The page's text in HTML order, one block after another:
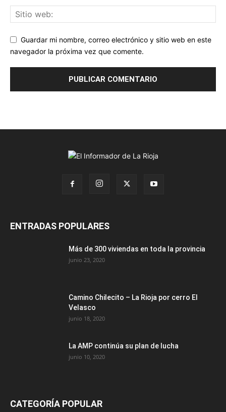
Guardar mi nombre, correo electrónico y sitio web en este
navegador la próxima vez que comente.
ENTRADAS POPULARES
Más de 300 viviendas en toda la provincia
junio 23, 2020
Camino Chilecito – La Rioja por cerro El
Velasco
junio 18, 2020
La AMP continúa su plan de lucha
junio 10, 2020
CATEGORÍA POPULAR